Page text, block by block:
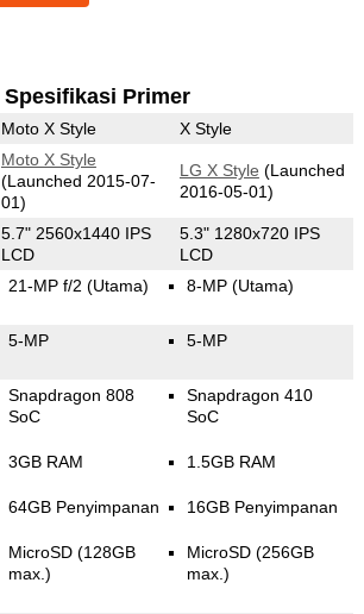
Spesifikasi Primer
Moto X Style X Style
Moto X Style
(Launched 2015-07-
01)
LG X Style (Launched
2016-05-01)
5.7" 2560x1440 IPS
LCD
5.3" 1280x720 IPS
LCD
21-MP f/2 (Utama) 8-MP (Utama)
5-MP 5-MP
Snapdragon 808
SoC
3GB RAM
64GB Penyimpanan
MicroSD (128GB
max.)
Snapdragon 410
SoC
1.5GB RAM
16GB Penyimpanan
MicroSD (256GB
max.)